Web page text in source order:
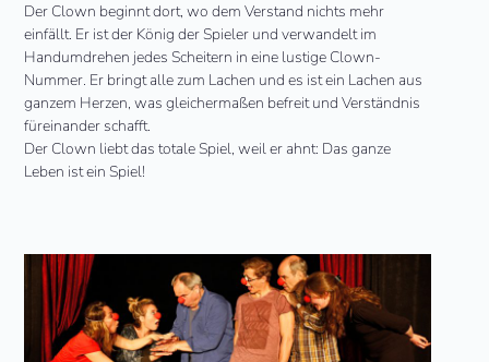
Der Clown beginnt dort, wo dem Verstand nichts mehr
einfällt. Er ist der König der Spieler und verwandelt im
Handumdrehen jedes Scheitern in eine lustige Clown-
Nummer. Er bringt alle zum Lachen und es ist ein Lachen aus
ganzem Herzen, was gleichermaßen befreit und Verständnis
füreinander schafft.
Der Clown liebt das totale Spiel, weil er ahnt: Das ganze
Leben ist ein Spiel!